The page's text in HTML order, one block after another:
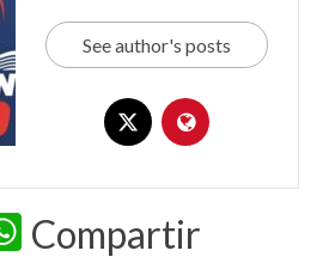
See author's posts
WhatsApp
Compartir